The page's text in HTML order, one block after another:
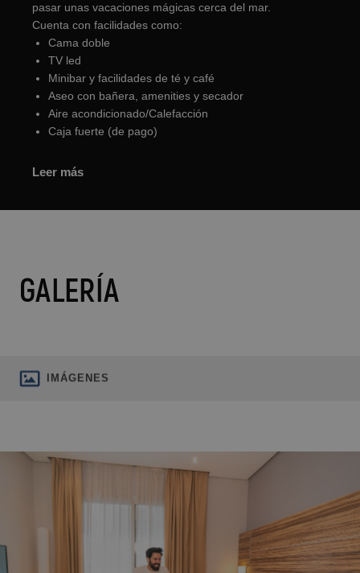
pasar unas vacaciones mágicas cerca del mar.
Cuenta con facilidades como:
Cama doble
TV led
Minibar y facilidades de té y café
Aseo con bañera, amenities y secador
Aire acondicionado/Calefacción
Caja fuerte (de pago)
Leer más
GALERÍA
IMÁGENES